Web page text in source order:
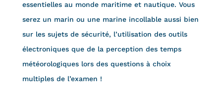
essentielles au monde maritime et nautique. Vous
serez un marin ou une marine incollable aussi bien
sur les sujets de sécurité, l’utilisation des outils
électroniques que de la perception des temps
météorologiques lors des questions à choix
multiples de l’examen !